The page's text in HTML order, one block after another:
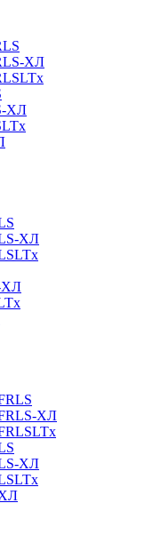
ХЛ
ХЛ
ХЛ
ХЛ
ХЛ
ХЛ